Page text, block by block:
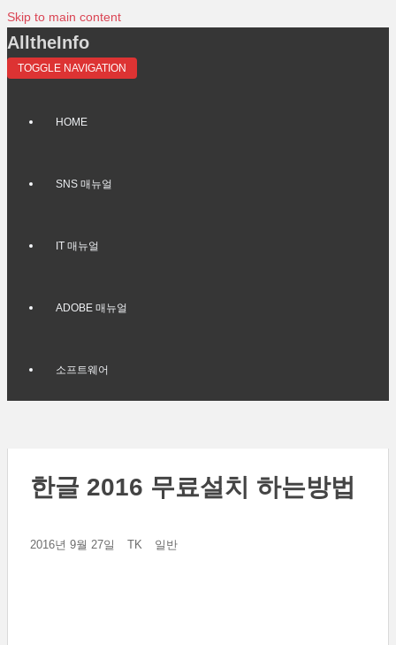
Skip to main content
AlltheInfo
TOGGLE NAVIGATION
HOME
SNS 매뉴얼
IT 매뉴얼
ADOBE 매뉴얼
소프트웨어
한글 2016 무료설치 하는방법
2016년 9월 27일 TK 일반